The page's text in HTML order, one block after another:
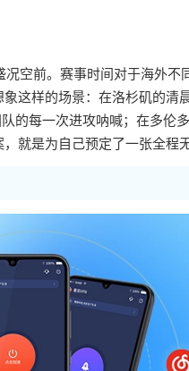
空前。赛事时间对于海外不
这样的场景：在洛杉矶的清
的每一次进攻呐喊；在多伦
就是为自己预定了一张全程